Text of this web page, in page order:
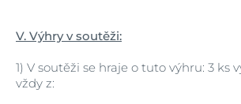
V. Výhry v soutěži:
1) V soutěži se hraje o tuto výhru: 3 ks
vždy z: